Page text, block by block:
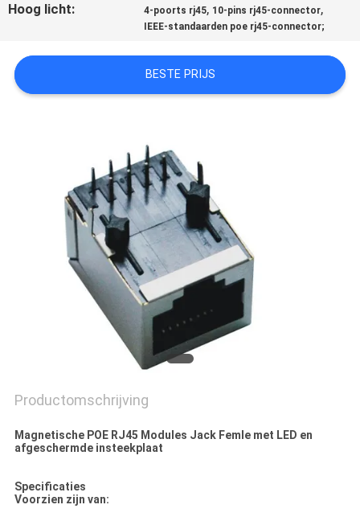
Hoog licht: 4-poorts rj45, 10-pins rj45-connector,
IEEE-standaarden poe rj45-connector;
BESTE PRIJS
Productomschrijving
Magnetische POE RJ45 Modules Jack Femle met LED en
afgeschermde insteekplaat
Specificaties
Voorzien zijn van: